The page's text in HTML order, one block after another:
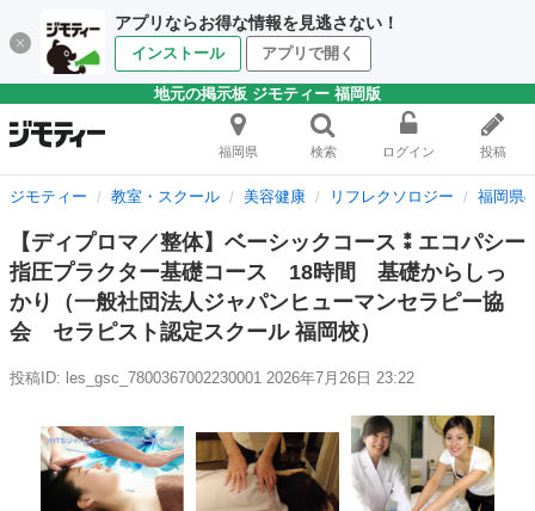
アプリならお得な情報を見逃さない！
インストール アプリで開く
地元の掲示板 ジモティー 福岡版
福岡県 検索 ログイン 投稿
ジモティー 教室・スクール 美容健康 リフレクソロジー 福岡県
【ディプロマ／整体】ベーシックコース⁑エコパシー
指圧プラクター基礎コース 18時間 基礎からしっ
かり（一般社団法人ジャパンヒューマンセラピー協
会 セラピスト認定スクール 福岡校）
投稿ID: les_gsc_7800367002230001 2026年7月26日 23:22